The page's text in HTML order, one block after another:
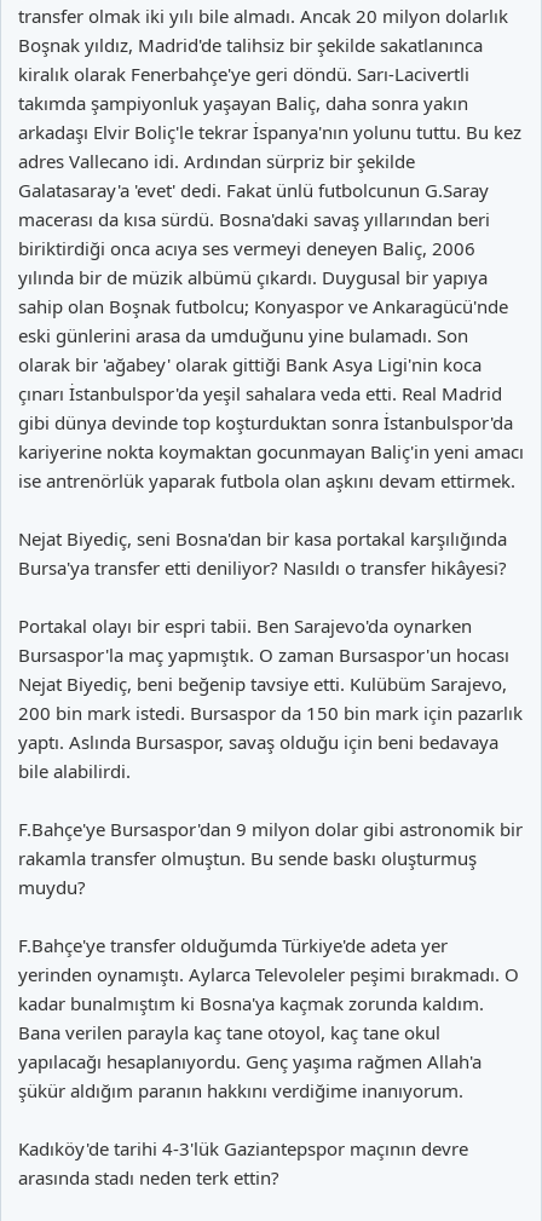
transfer olmak iki yılı bile almadı. Ancak 20 milyon dolarlık
Boşnak yıldız, Madrid'de talihsiz bir şekilde sakatlanınca
kiralık olarak Fenerbahçe'ye geri döndü. Sarı-Lacivertli
takımda şampiyonluk yaşayan Baliç, daha sonra yakın
arkadaşı Elvir Boliç'le tekrar İspanya'nın yolunu tuttu. Bu kez
adres Vallecano idi. Ardından sürpriz bir şekilde
Galatasaray'a 'evet' dedi. Fakat ünlü futbolcunun G.Saray
macerası da kısa sürdü. Bosna'daki savaş yıllarından beri
biriktirdiği onca acıya ses vermeyi deneyen Baliç, 2006
yılında bir de müzik albümü çıkardı. Duygusal bir yapıya
sahip olan Boşnak futbolcu; Konyaspor ve Ankaragücü'nde
eski günlerini arasa da umduğunu yine bulamadı. Son
olarak bir 'ağabey' olarak gittiği Bank Asya Ligi'nin koca
çınarı İstanbulspor'da yeşil sahalara veda etti. Real Madrid
gibi dünya devinde top koşturduktan sonra İstanbulspor'da
kariyerine nokta koymaktan gocunmayan Baliç'in yeni amacı
ise antrenörlük yaparak futbola olan aşkını devam ettirmek.
Nejat Biyediç, seni Bosna'dan bir kasa portakal karşılığında
Bursa'ya transfer etti deniliyor? Nasıldı o transfer hikâyesi?
Portakal olayı bir espri tabii. Ben Sarajevo'da oynarken
Bursaspor'la maç yapmıştık. O zaman Bursaspor'un hocası
Nejat Biyediç, beni beğenip tavsiye etti. Kulübüm Sarajevo,
200 bin mark istedi. Bursaspor da 150 bin mark için pazarlık
yaptı. Aslında Bursaspor, savaş olduğu için beni bedavaya
bile alabilirdi.
F.Bahçe'ye Bursaspor'dan 9 milyon dolar gibi astronomik bir
rakamla transfer olmuştun. Bu sende baskı oluşturmuş
muydu?
F.Bahçe'ye transfer olduğumda Türkiye'de adeta yer
yerinden oynamıştı. Aylarca Televoleler peşimi bırakmadı. O
kadar bunalmıştım ki Bosna'ya kaçmak zorunda kaldım.
Bana verilen parayla kaç tane otoyol, kaç tane okul
yapılacağı hesaplanıyordu. Genç yaşıma rağmen Allah'a
şükür aldığım paranın hakkını verdiğime inanıyorum.
Kadıköy'de tarihi 4-3'lük Gaziantepspor maçının devre
arasında stadı neden terk ettin?